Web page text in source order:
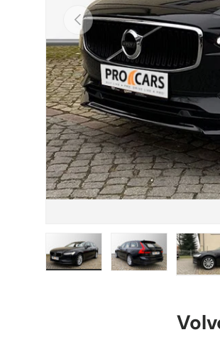
Anterior
Încărcați imaginea 1 înÎncărcați imaginea